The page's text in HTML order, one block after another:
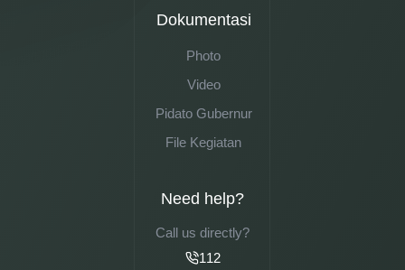
Dokumentasi
Photo
Video
Pidato Gubernur
File Kegiatan
Need help?
Call us directly?
112